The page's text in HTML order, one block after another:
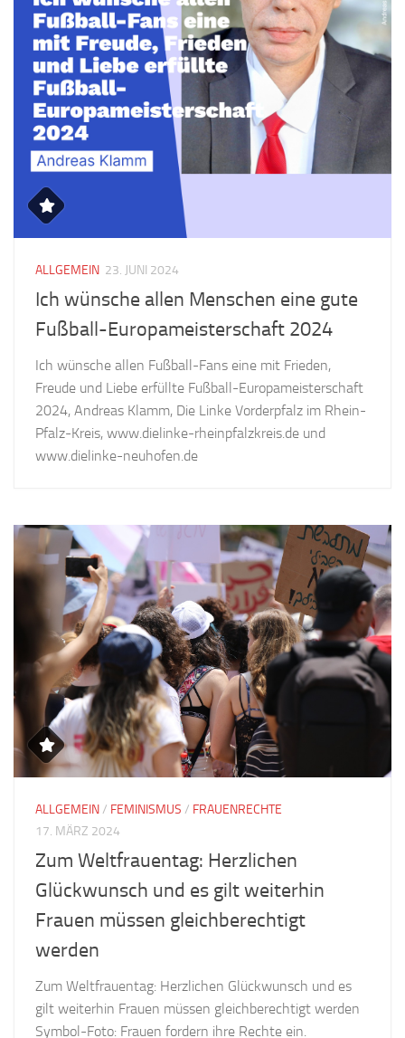
ALLGEMEIN 23. JUNI 2024
Ich wünsche allen Menschen eine gute
Fußball-Europameisterschaft 2024
Ich wünsche allen Fußball-Fans eine mit Frieden,
Freude und Liebe erfüllte Fußball-Europameisterschaft
2024, Andreas Klamm, Die Linke Vorderpfalz im Rhein-
Pfalz-Kreis, www.dielinke-rheinpfalzkreis.de und
www.dielinke-neuhofen.de
ALLGEMEIN/ FEMINISMUS / FRAUENRECHTE
17. MÄRZ 2024
Zum Weltfrauentag: Herzlichen
Glückwunsch und es gilt weiterhin
Frauen müssen gleichberechtigt
werden
Zum Weltfrauentag: Herzlichen Glückwunsch und es
gilt weiterhin Frauen müssen gleichberechtigt werden
Symbol-Foto: Frauen fordern ihre Rechte ein.